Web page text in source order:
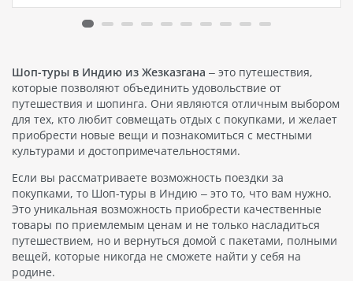
потрясающее место по самым выгодным ценам и с
вылетом из…
Шоп-туры в Индию из Жезказгана – это путешествия,
которые позволяют объединить удовольствие от
путешествия и шопинга. Они являются отличным выбором
для тех, кто любит совмещать отдых с покупками, и желает
приобрести новые вещи и познакомиться с местными
культурами и достопримечательностями.
Если вы рассматриваете возможность поездки за
покупками, то Шоп-туры в Индию – это то, что вам нужно.
Это уникальная возможность приобрести качественные
товары по приемлемым ценам и не только насладиться
путешествием, но и вернуться домой с пакетами, полными
вещей, которые никогда не сможете найти у себя на
родине.